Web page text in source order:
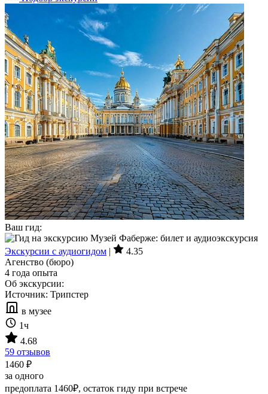
Ваш гид:
Экскурсии с аудиогидом |
4.35
Агенство (бюро)
4 года опыта
Об экскурсии:
Источник: Трипстер
в музее
1ч
4.68
59 отзывов
1460 ₽
за одного
предоплата 1460₽, остаток гиду при встрече